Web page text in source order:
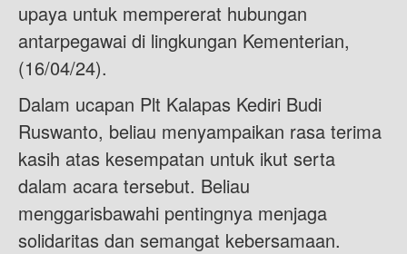
upaya untuk mempererat hubungan
antarpegawai di lingkungan Kementerian,
(16/04/24).
Dalam ucapan Plt Kalapas Kediri Budi
Ruswanto, beliau menyampaikan rasa terima
kasih atas kesempatan untuk ikut serta
dalam acara tersebut. Beliau
menggarisbawahi pentingnya menjaga
solidaritas dan semangat kebersamaan.